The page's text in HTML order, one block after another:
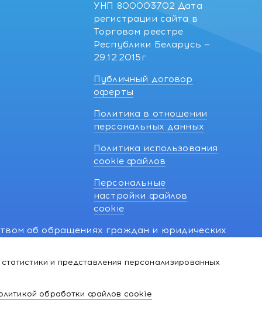
и представления персонализированных
обработки файлов cookie
УНП 800003702 Дата
регистрации сайта в
Торговом реестре
Республики Беларусь —
29.12.2015г
Публичный договор
оферты
Политика в отношении
персональных данных
Политика использования
cookie файлов
Персональные
настройки файлов
cookie
об обращениях граждан и юридических
нарушении их прав, предусмотренных